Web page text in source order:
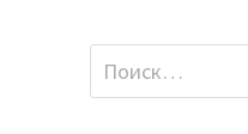
Найти: